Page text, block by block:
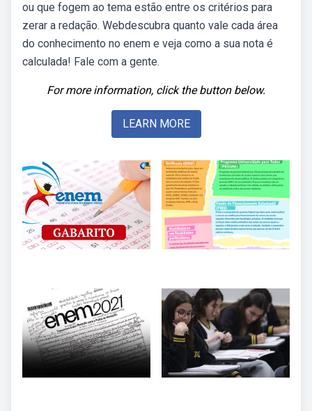
ou que fogem ao tema estão entre os critérios para
zerar a redação. Webdescubra quanto vale cada área
do conhecimento no enem e veja como a sua nota é
calculada! Fale com a gente.
For more information, click the button below.
LEARN MORE